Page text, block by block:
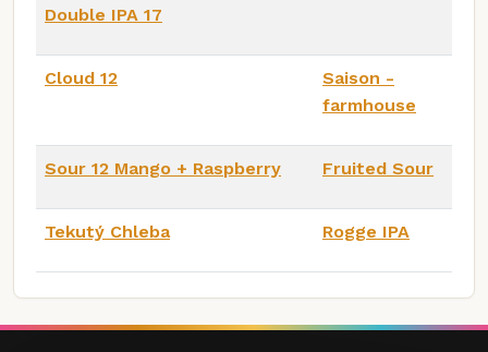
Double IPA 17
Cloud 12
Saison -
farmhouse
Sour 12 Mango + Raspberry Fruited Sour
Tekutý Chleba Rogge IPA